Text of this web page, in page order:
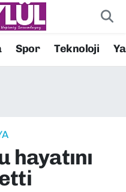
Spor Teknoloji
hayatını
ve Fikstür